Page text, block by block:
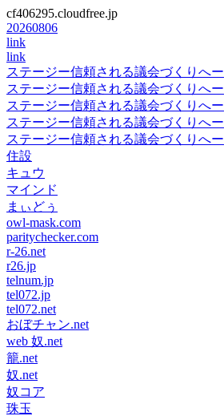
cf406295.cloudfree.jp
20260806
link
link
ステージー信頼される議会づくりへー
ステージー信頼される議会づくりへー
ステージー信頼される議会づくりへー
ステージー信頼される議会づくりへー
ステージー信頼される議会づくりへー
住設
キュウ
マインド
まぃどぅ
owl-mask.com
paritychecker.com
r-26.net
r26.jp
telnum.jp
tel072.jp
tel072.net
おぼチャン.net
web 奴.net
籠.net
奴.net
奴コア
珠玉